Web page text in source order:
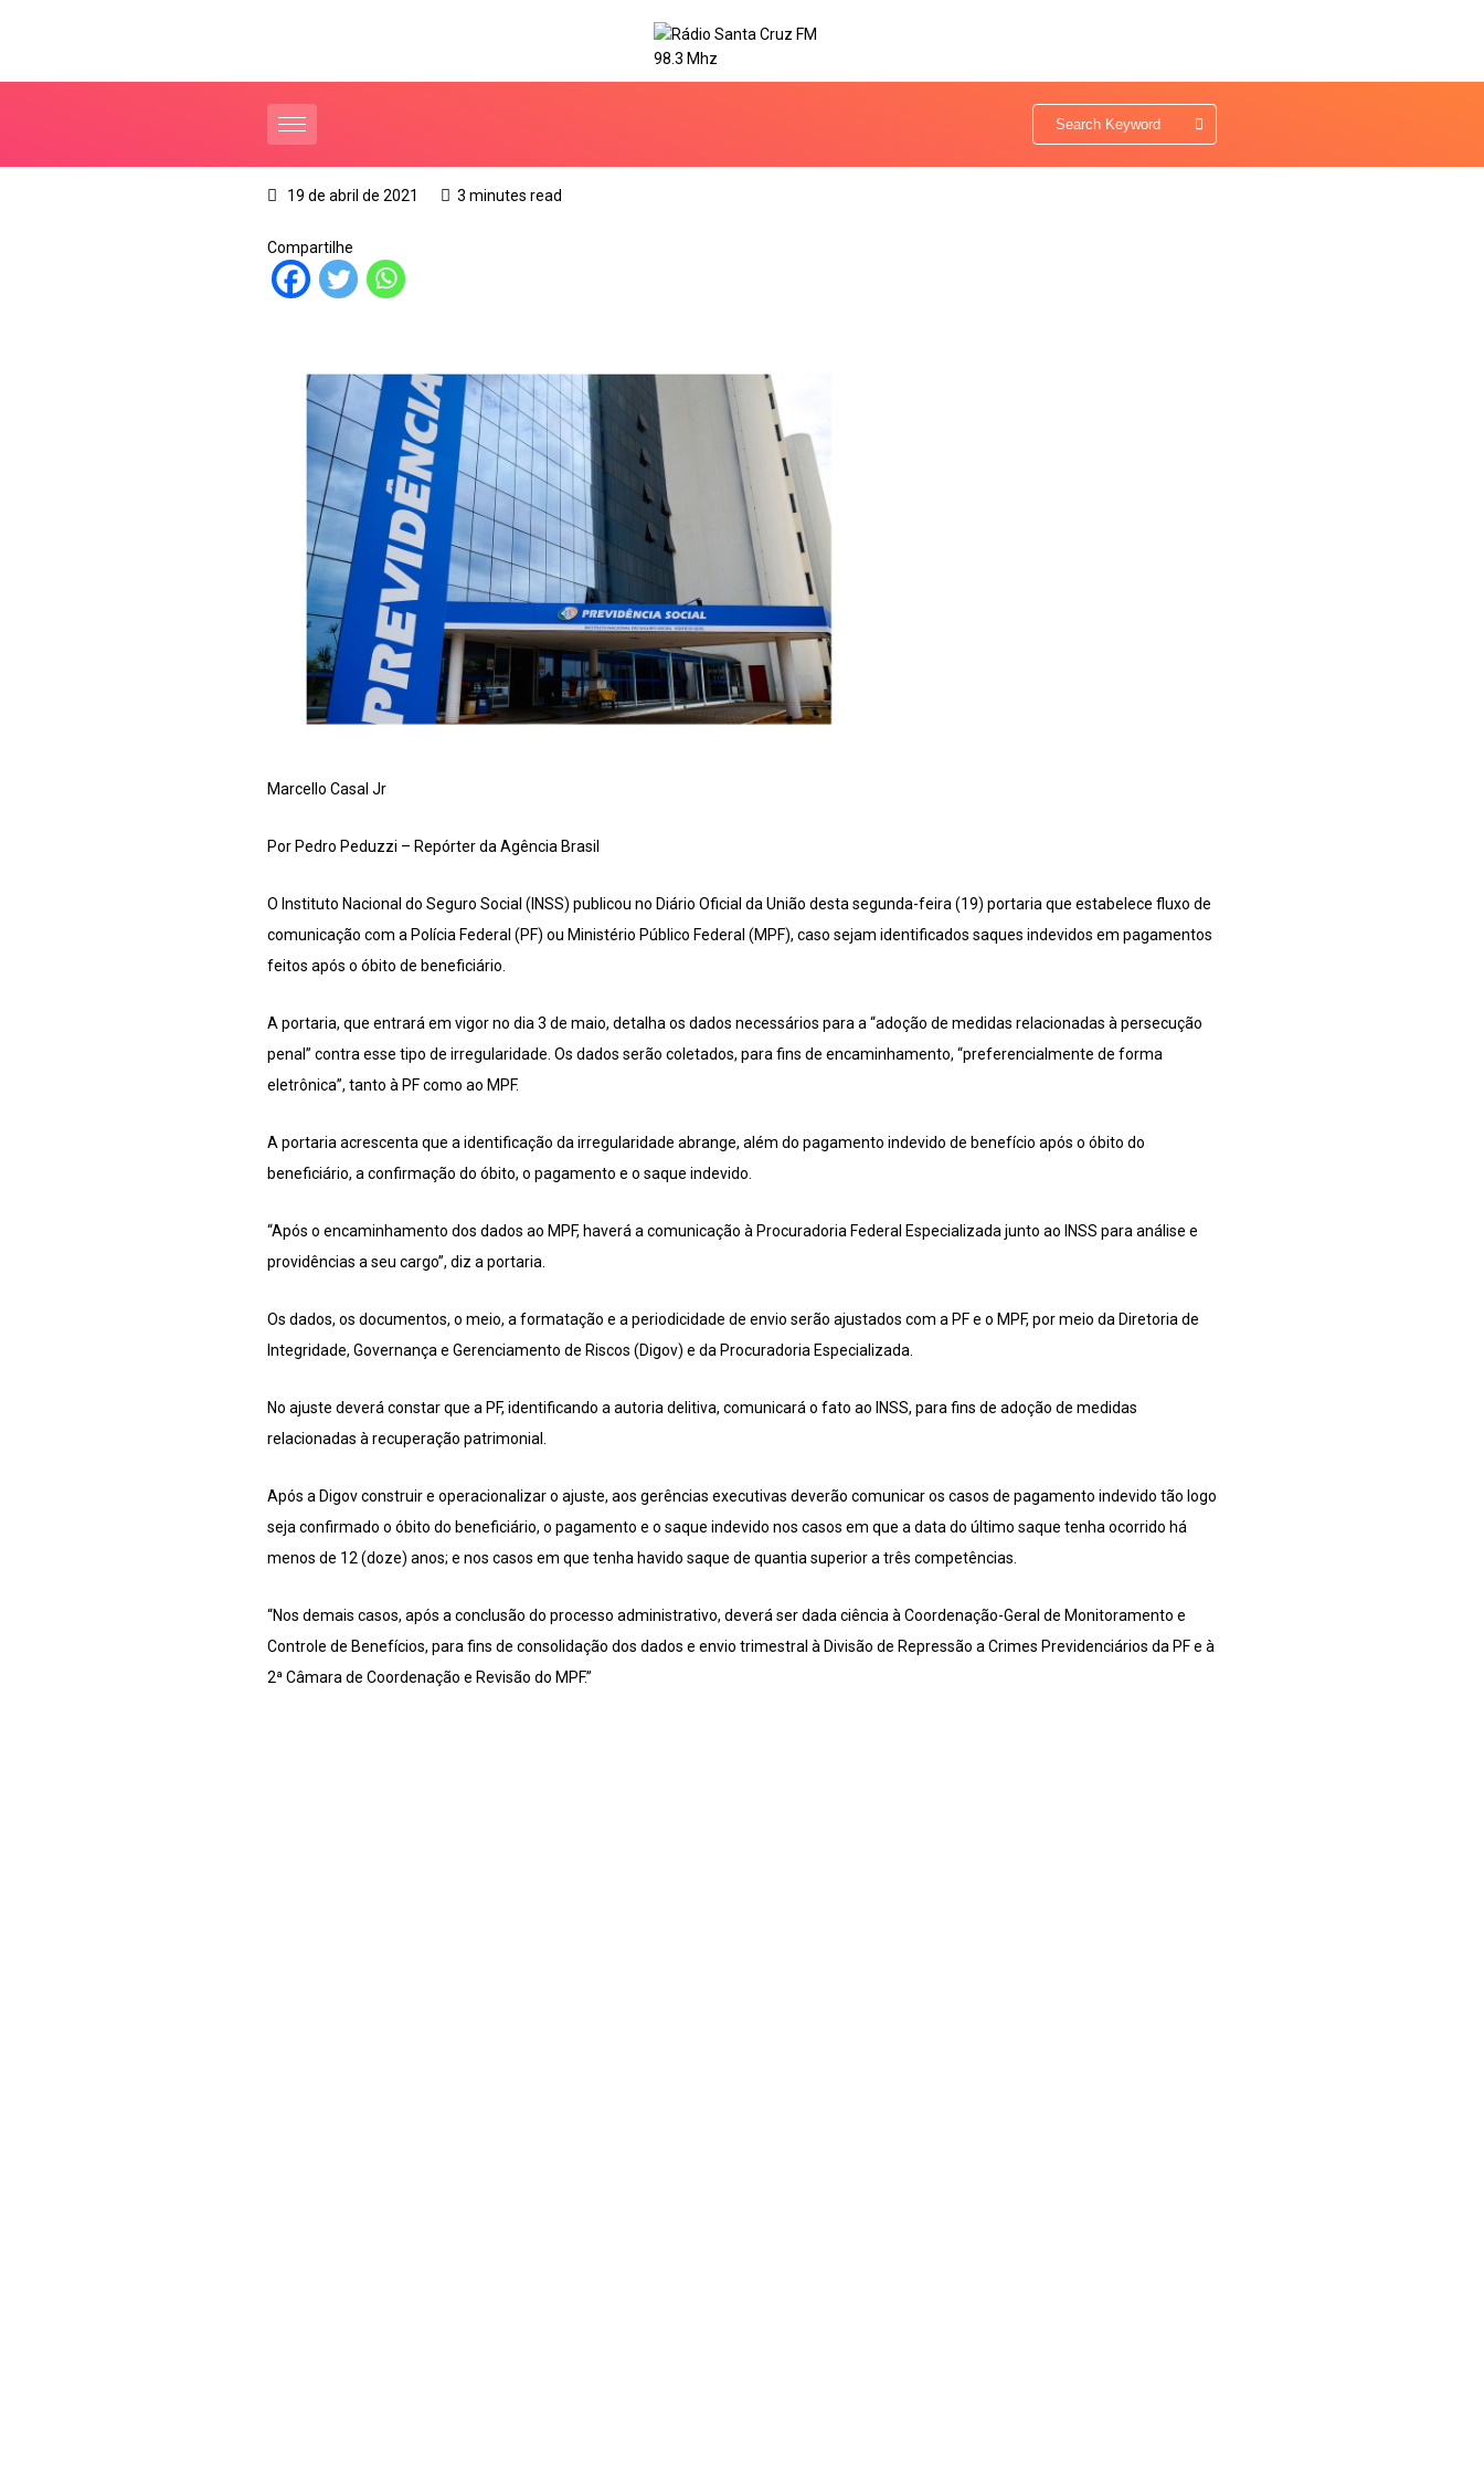
19 de abril de 2021 3 minutes read
Compartilhe
Marcello Casal Jr
Por Pedro Peduzzi – Repórter da Agência Brasil
O Instituto Nacional do Seguro Social (INSS) publicou no Diário Oficial da União desta segunda-feira (19) portaria que estabelece fluxo de
comunicação com a Polícia Federal (PF) ou Ministério Público Federal (MPF), caso sejam identificados saques indevidos em pagamentos
feitos após o óbito de beneficiário.
A portaria, que entrará em vigor no dia 3 de maio, detalha os dados necessários para a “adoção de medidas relacionadas à persecução
penal” contra esse tipo de irregularidade. Os dados serão coletados, para fins de encaminhamento, “preferencialmente de forma
eletrônica”, tanto à PF como ao MPF.
A portaria acrescenta que a identificação da irregularidade abrange, além do pagamento indevido de benefício após o óbito do
beneficiário, a confirmação do óbito, o pagamento e o saque indevido.
“Após o encaminhamento dos dados ao MPF, haverá a comunicação à Procuradoria Federal Especializada junto ao INSS para análise e
providências a seu cargo”, diz a portaria.
Os dados, os documentos, o meio, a formatação e a periodicidade de envio serão ajustados com a PF e o MPF, por meio da Diretoria de
Integridade, Governança e Gerenciamento de Riscos (Digov) e da Procuradoria Especializada.
No ajuste deverá constar que a PF, identificando a autoria delitiva, comunicará o fato ao INSS, para fins de adoção de medidas
relacionadas à recuperação patrimonial.
Após a Digov construir e operacionalizar o ajuste, aos gerências executivas deverão comunicar os casos de pagamento indevido tão logo
seja confirmado o óbito do beneficiário, o pagamento e o saque indevido nos casos em que a data do último saque tenha ocorrido há
menos de 12 (doze) anos; e nos casos em que tenha havido saque de quantia superior a três competências.
“Nos demais casos, após a conclusão do processo administrativo, deverá ser dada ciência à Coordenação-Geral de Monitoramento e
Controle de Benefícios, para fins de consolidação dos dados e envio trimestral à Divisão de Repressão a Crimes Previdenciários da PF e à
2ª Câmara de Coordenação e Revisão do MPF.”